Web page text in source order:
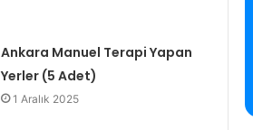
Ankara Manuel Terapi Yapan
Yerler (5 Adet)
1 Aralık 2025